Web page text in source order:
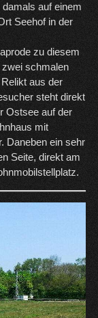
auf einem
Seehof in der
zu diesem
schmalen
aus der
steht direkt
Ostsee auf der
mit
Daneben ein sehr
Seite, direkt am